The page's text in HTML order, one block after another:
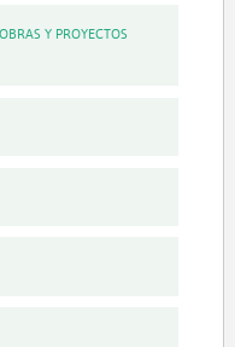
Y PROYECTOS